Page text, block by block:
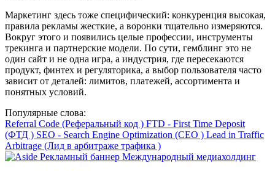
Маркетинг здесь тоже специфический: конкуренция высокая,
правила рекламы жесткие, а воронки тщательно измеряются.
Вокруг этого и появились целые профессии, инструменты
трекинга и партнерские модели. По сути, гемблинг это не
один сайт и не одна игра, а индустрия, где пересекаются
продукт, финтех и регуляторика, а выбор пользователя часто
зависит от деталей: лимитов, платежей, ассортимента и
понятных условий.
Популярные слова:
Referral Code (Реферальный код ) FTD - First Time Deposit
(ФТД ) SEO - Search Engine Optimization (СЕО ) Lead in Traffic
Arbitrage (Лид в арбитраже трафика )